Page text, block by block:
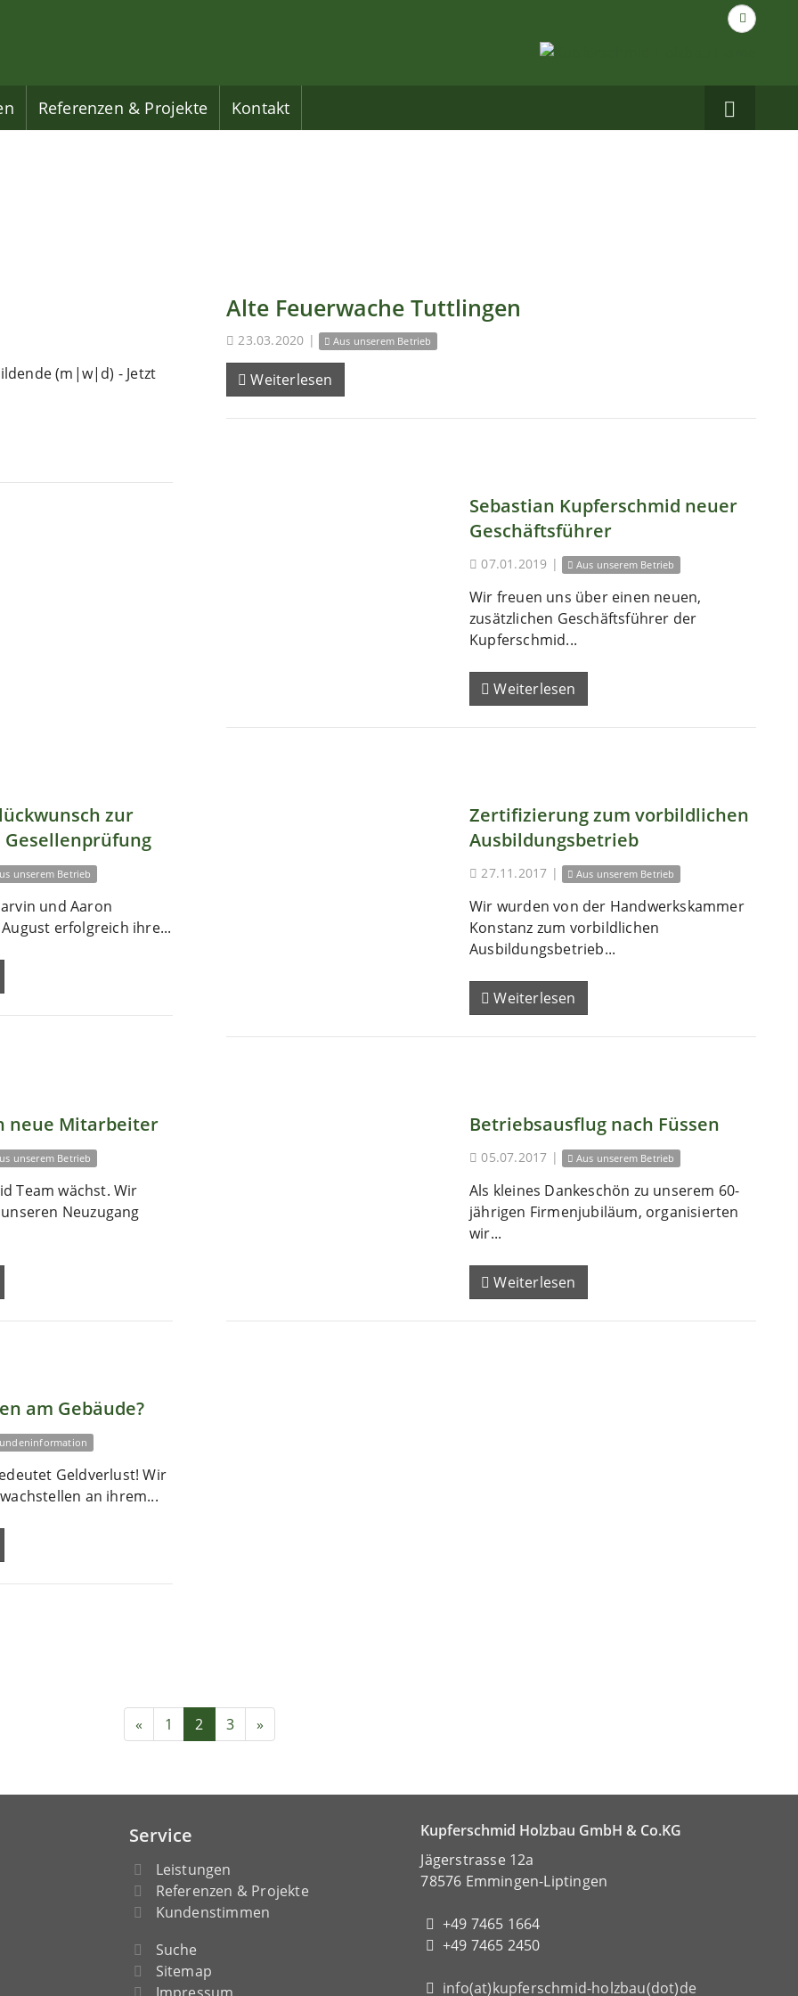
Suche
nach...
Referenzen & Projekte Kontakt
auf
(m|w|d) - Jetzt
Alte Feuerwache Tuttlingen
23.03.2020 | Aus unserem Betrieb
Weiterlesen
Sebastian Kupferschmid neuer
Geschäftsführer
07.01.2019 | Aus unserem Betrieb
Wir freuen uns über einen neuen,
zusätzlichen Geschäftsführer der
Kupferschmid...
Weiterlesen
zur
unserem Betrieb
und Aaron
erfolgreich ihre...
Zertifizierung zum vorbildlichen
Ausbildungsbetrieb
27.11.2017 | Aus unserem Betrieb
Wir wurden von der Handwerkskammer
Konstanz zum vorbildlichen
Ausbildungsbetrieb...
Weiterlesen
neue Mitarbeiter
unserem Betrieb
Team wächst. Wir
Neuzugang
Betriebsausflug nach Füssen
05.07.2017 | Aus unserem Betrieb
Als kleines Dankeschön zu unserem 60-
jährigen Firmenjubiläum, organisierten
wir...
Weiterlesen
am Gebäude?
Geldverlust! Wir
an ihrem...
« 1 2 3 »
Service
Leistungen
Referenzen & Projekte
Kundenstimmen
Suche
Sitemap
Kupferschmid Holzbau GmbH & Co.KG
Jägerstrasse 12a
78576 Emmingen-Liptingen
+49 7465 1664
+49 7465 2450
info(at)kupferschmid-holzbau(dot)de